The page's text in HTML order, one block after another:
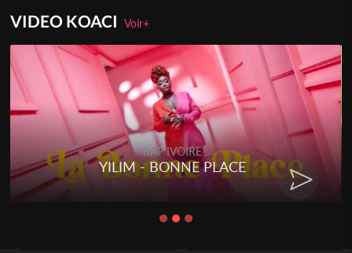
VIDEO KOACIVoir+
RAP IVOIRE
YILIM - BONNE PLACE